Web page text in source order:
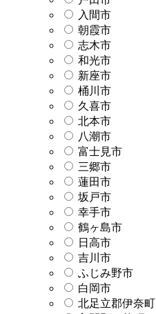
入間市
朝霞市
志木市
和光市
新座市
桶川市
久喜市
北本市
八潮市
富士見市
三郷市
蓮田市
坂戸市
幸手市
鶴ヶ島市
日高市
吉川市
ふじみ野市
白岡市
北足立郡伊奈町